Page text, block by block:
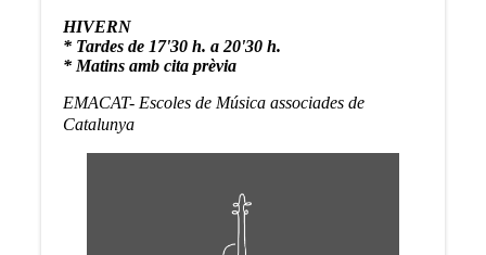
HIVERN
* Tardes de 17'30 h. a 20'30 h.
* Matins amb cita prèvia
EMACAT- Escoles de Música associades de
Catalunya